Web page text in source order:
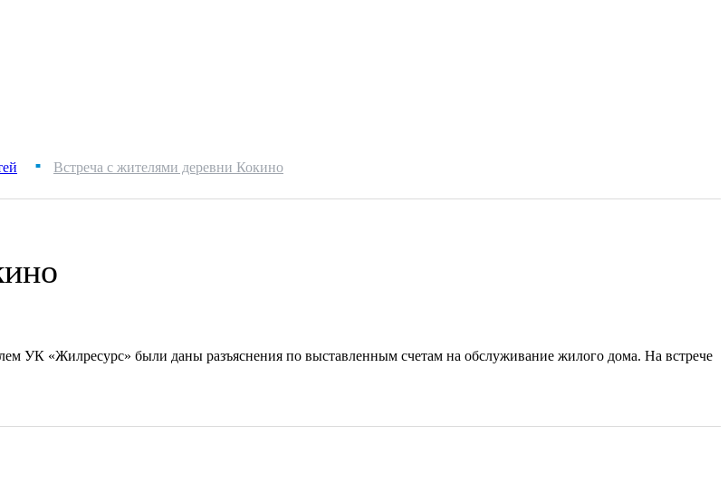
■ Встреча с жителями деревни Кокино
УК «Жилресурс» были даны разъяснения по выставленным счетам на обслуживание жилого дома. На встрече